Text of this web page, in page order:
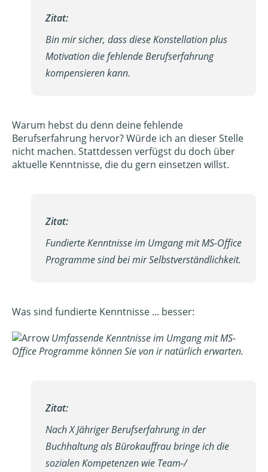
Zitat:
Bin mir sicher, dass diese Konstellation plus
Motivation die fehlende Berufserfahrung
kompensieren kann.
Warum hebst du denn deine fehlende
Berufserfahrung hervor? Würde ich an dieser Stelle
nicht machen. Stattdessen verfügst du doch über
aktuelle Kenntnisse, die du gern einsetzen willst.
Zitat:
Fundierte Kenntnisse im Umgang mit MS-Office
Programme sind bei mir Selbstverständlichkeit.
Was sind fundierte Kenntnisse ... besser:
Umfassende Kenntnisse im Umgang mit MS-
Office Programme können Sie von ir natürlich erwarten.
Zitat:
Nach X Jähriger Berufserfahrung in der
Buchhaltung als Bürokauffrau bringe ich die
sozialen Kompetenzen wie Team-/